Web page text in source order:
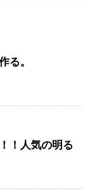
る。
！人気の明る